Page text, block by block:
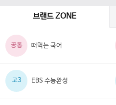
브랜드 ZONE
공통 떠먹는 국어
고3 EBS 수능완성